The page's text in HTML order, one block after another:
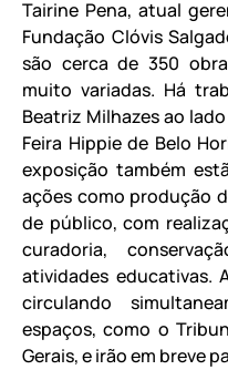
Tairine Pena, atual
Fundação Clóvis
são cerca de 350
muito variadas. Há
Beatriz Milhazes ao
Feira Hippie de Belo
exposição também
ações como produção
de público, com
curadoria,
atividades educativas.
circulando
espaços, como o
Gerais, e irão em breve